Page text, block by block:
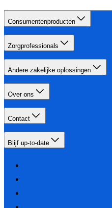
Consumentenproducten
Zorgprofessionals
Andere zakelijke oplossingen
Over ons
Contact
Blijf up-to-date